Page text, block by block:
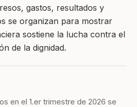
gastos, resultados y
se organizan para mostrar
sostiene la lucha contra el
de la dignidad.
en el 1.er trimestre de 2026 se